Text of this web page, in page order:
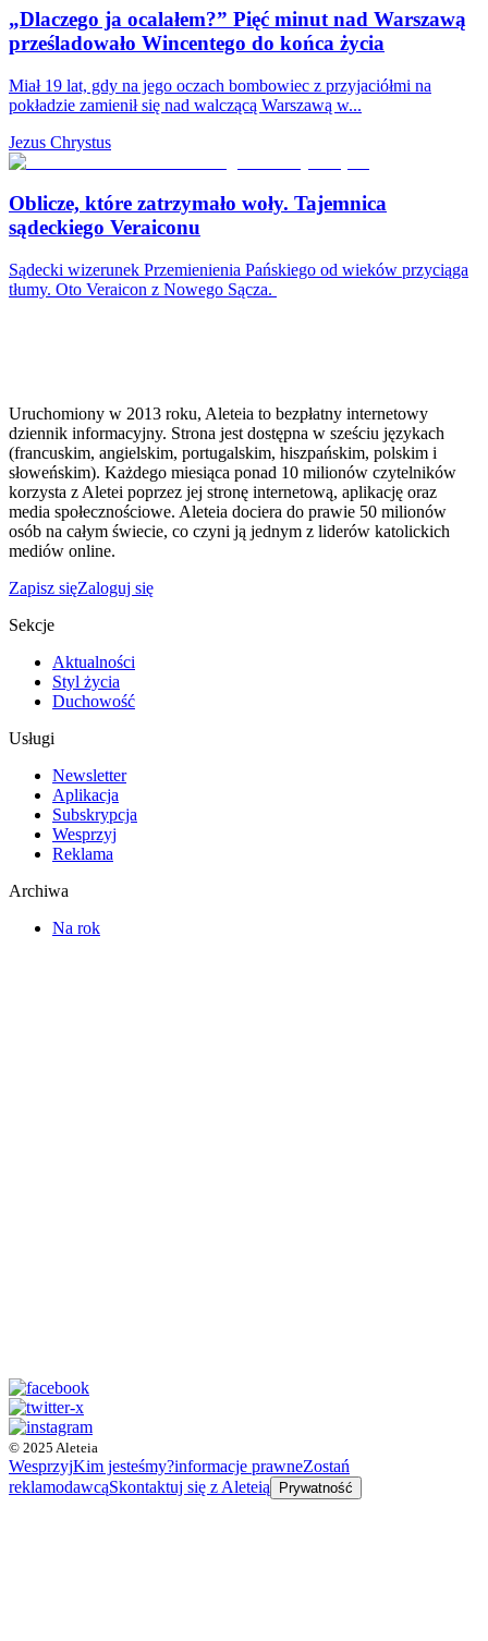
„Dlaczego ja ocalałem?” Pięć minut nad Warszawą
prześladowało Wincentego do końca życia
Miał 19 lat, gdy na jego oczach bombowiec z przyjaciółmi na
pokładzie zamienił się nad walczącą Warszawą w...
Jezus Chrystus
Oblicze, które zatrzymało woły. Tajemnica
sądeckiego Veraiconu
Sądecki wizerunek Przemienienia Pańskiego od wieków przyciąga
tłumy. Oto Veraicon z Nowego Sącza.
Uruchomiony w 2013 roku, Aleteia to bezpłatny internetowy
dziennik informacyjny. Strona jest dostępna w sześciu językach
(francuskim, angielskim, portugalskim, hiszpańskim, polskim i
słoweńskim). Każdego miesiąca ponad 10 milionów czytelników
korzysta z Aletei poprzez jej stronę internetową, aplikację oraz
media społecznościowe. Aleteia dociera do prawie 50 milionów
osób na całym świecie, co czyni ją jednym z liderów katolickich
mediów online.
Zapisz sięZaloguj się
Sekcje
Aktualności
Styl życia
Duchowość
Usługi
Newsletter
Aplikacja
Subskrypcja
Wesprzyj
Reklama
Archiwa
Na rok
© 2025 Aleteia
WesprzyjKim jesteśmy?informacje prawneZostań
reklamodawcąSkontaktuj się z Aleteią Prywatność